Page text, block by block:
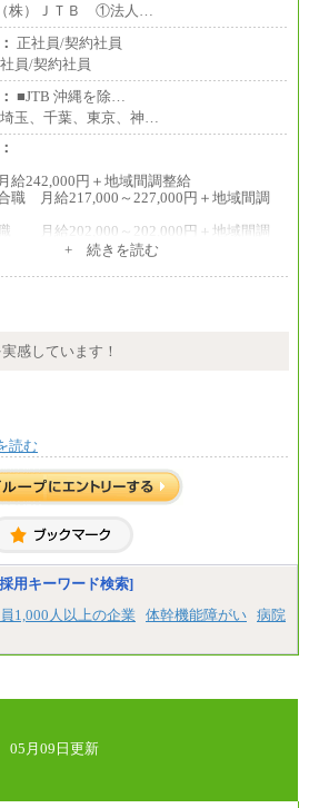
株）ＪＴＢ ①法人…
正社員/契約社員
員/契約社員
■JTB 沖縄を除…
玉、千葉、東京、神…
242,000円＋地域間調整給
職 月給217,000～227,000円＋地域間調
月給202,000～202,000円＋地域間調
208,000～235,000円
キャリアサイトよりご確認ください。
220,000～230,000円＋地域間調整給
キャリアサイトよりご確認ください。
ミュニケーションデザイン
給230,000円
手当：20,000円（一律支給）※みなし
残業時間は10.43時間。
、時間外手当等を支給。
グローバルマーケティング＆トラベル
月給202,000～227,000円＋地域間調整
キャリアサイトよりご確認ください。
+ 続きを読む
感しています！
読む
用キーワード検索]
1,000人以上の企業 体幹機能障がい 病院
05月09日更新